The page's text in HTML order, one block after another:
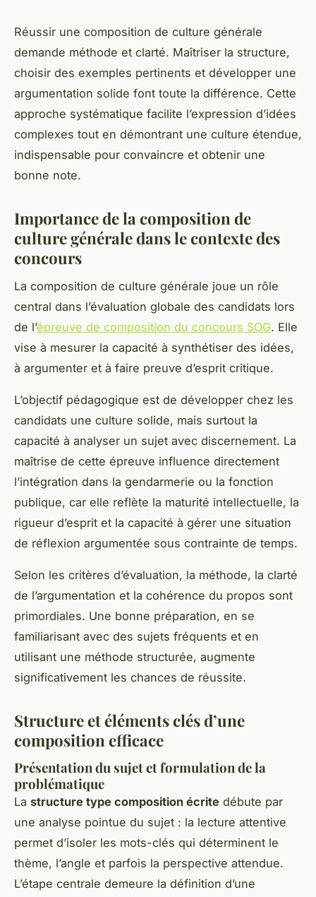
Réussir une composition de culture générale
demande méthode et clarté. Maîtriser la structure,
choisir des exemples pertinents et développer une
argumentation solide font toute la différence. Cette
approche systématique facilite l’expression d’idées
complexes tout en démontrant une culture étendue,
indispensable pour convaincre et obtenir une
bonne note.
Importance de la composition de
culture générale dans le contexte des
concours
La composition de culture générale joue un rôle
central dans l’évaluation globale des candidats lors
de l’épreuve de composition du concours SOG. Elle
vise à mesurer la capacité à synthétiser des idées,
à argumenter et à faire preuve d’esprit critique.
L’objectif pédagogique est de développer chez les
candidats une culture solide, mais surtout la
capacité à analyser un sujet avec discernement. La
maîtrise de cette épreuve influence directement
l’intégration dans la gendarmerie ou la fonction
publique, car elle reflète la maturité intellectuelle, la
rigueur d’esprit et la capacité à gérer une situation
de réflexion argumentée sous contrainte de temps.
Selon les critères d’évaluation, la méthode, la clarté
de l’argumentation et la cohérence du propos sont
primordiales. Une bonne préparation, en se
familiarisant avec des sujets fréquents et en
utilisant une méthode structurée, augmente
significativement les chances de réussite.
Structure et éléments clés d’une
composition efficace
Présentation du sujet et formulation de la
problématique
La structure type composition écrite débute par
une analyse pointue du sujet : la lecture attentive
permet d’isoler les mots-clés qui déterminent le
thème, l’angle et parfois la perspective attendue.
L’étape centrale demeure la définition d’une